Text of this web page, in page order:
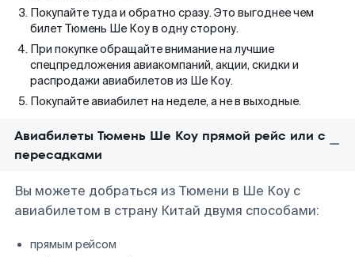
Покупайте туда и обратно сразу. Это выгоднее чем
билет Тюмень Ше Коу в одну сторону.
При покупке обращайте внимание на лучшие
спецпредложения авиакомпаний, акции, скидки и
распродажи авиабилетов из Ше Коу.
Покупайте авиабилет на неделе, а не в выходные.
Авиабилеты Тюмень Ше Коу прямой рейс или с
пересадками
Вы можете добраться из Тюмени в Ше Коу с
авиабилетом в страну Китай двумя способами:
прямым рейсом